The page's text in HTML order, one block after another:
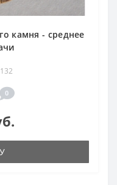
камня - среднее
0